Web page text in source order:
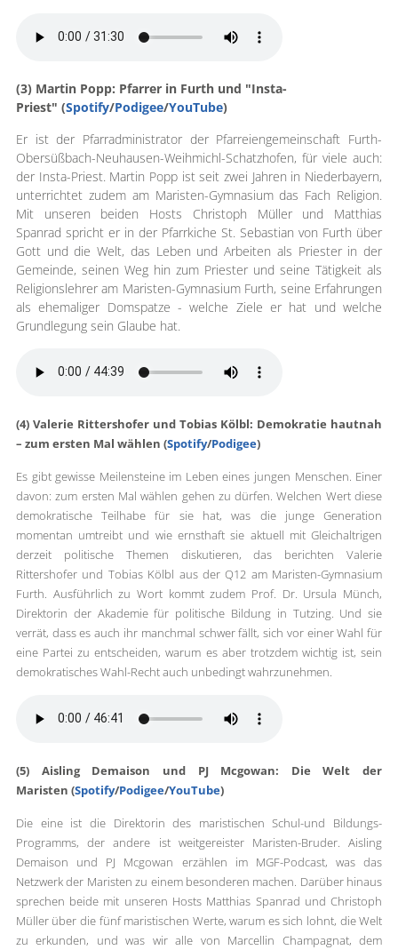
(3) Martin Popp: Pfarrer in Furth und "Insta-
Priest" (Spotify/Podigee/YouTube)
Er ist der Pfarradministrator der Pfarreiengemeinschaft Furth-
Obersüßbach-Neuhausen-Weihmichl-Schatzhofen, für viele auch:
der Insta-Priest. Martin Popp ist seit zwei Jahren in Niederbayern,
unterrichtet zudem am Maristen-Gymnasium das Fach Religion.
Mit unseren beiden Hosts Christoph Müller und Matthias
Spanrad spricht er in der Pfarrkiche St. Sebastian von Furth über
Gott und die Welt, das Leben und Arbeiten als Priester in der
Gemeinde, seinen Weg hin zum Priester und seine Tätigkeit als
Religionslehrer am Maristen-Gymnasium Furth, seine Erfahrungen
als ehemaliger Domspatze - welche Ziele er hat und welche
Grundlegung sein Glaube hat.
(4) Valerie Rittershofer und Tobias Kölbl: Demokratie hautnah
– zum ersten Mal wählen (Spotify/Podigee)
Es gibt gewisse Meilensteine im Leben eines jungen Menschen. Einer
davon: zum ersten Mal wählen gehen zu dürfen. Welchen Wert diese
demokratische Teilhabe für sie hat, was die junge Generation
momentan umtreibt und wie ernsthaft sie aktuell mit Gleichaltrigen
derzeit politische Themen diskutieren, das berichten Valerie
Rittershofer und Tobias Kölbl aus der Q12 am Maristen-Gymnasium
Furth. Ausführlich zu Wort kommt zudem Prof. Dr. Ursula Münch,
Direktorin der Akademie für politische Bildung in Tutzing. Und sie
verrät, dass es auch ihr manchmal schwer fällt, sich vor einer Wahl für
eine Partei zu entscheiden, warum es aber trotzdem wichtig ist, sein
demokratisches Wahl-Recht auch unbedingt wahrzunehmen.
(5) Aisling Demaison und PJ Mcgowan: Die Welt der
Maristen (Spotify/Podigee/YouTube)
Die eine ist die Direktorin des maristischen Schul-und Bildungs-
Programms, der andere ist weitgereister Maristen-Bruder. Aisling
Demaison und PJ Mcgowan erzählen im MGF-Podcast, was das
Netzwerk der Maristen zu einem besonderen machen. Darüber hinaus
sprechen beide mit unseren Hosts Matthias Spanrad und Christoph
Müller über die fünf maristischen Werte, warum es sich lohnt, die Welt
zu erkunden, und was wir alle von Marcellin Champagnat, dem